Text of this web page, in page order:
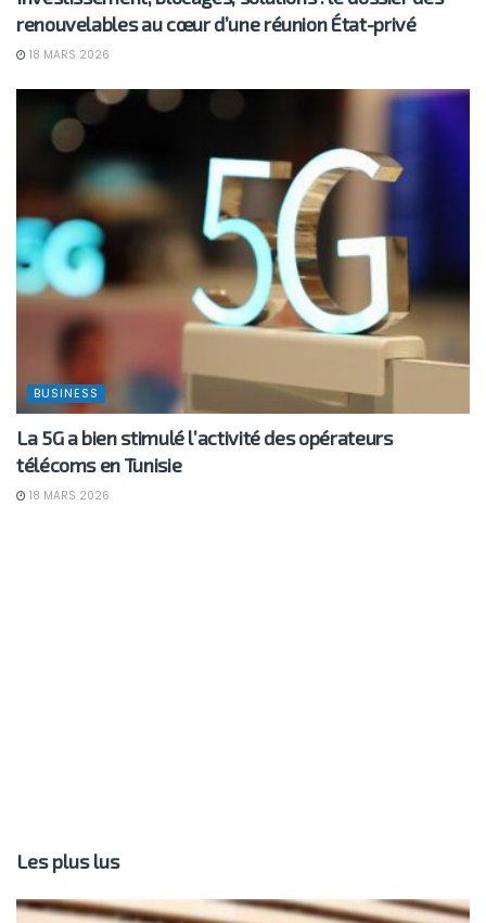
renouvelables au cœur d’une réunion État-privé
18 MARS 2026
BUSINESS
La 5G a bien stimulé l’activité des opérateurs
télécoms en Tunisie
18 MARS 2026
Les plus lus